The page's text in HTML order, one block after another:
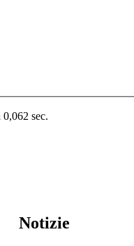
sec.
Notizie